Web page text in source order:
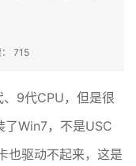
715
9代CPU，但是很
了Win7，不是USC
也驱动不起来，这是